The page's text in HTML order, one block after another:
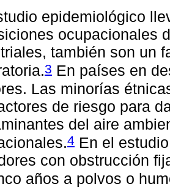
epidemiológico
ocupacionales
también son un
3 En países en
Las minorías
de riesgo para
del aire
4 En el
con obstrucción
años a polvos o